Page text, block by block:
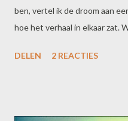
ben, vertel ik de droom aan
hoe het verhaal in elkaar zat.
echt wakker word, kan ik me
DELEN 2 REACTIES